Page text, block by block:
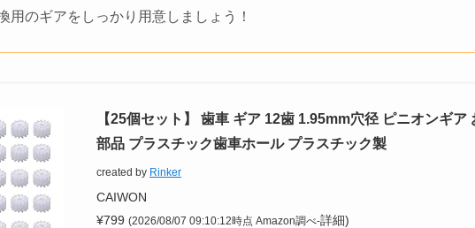
用のギアをしっかり用意しましょう！
【25個セット】 歯車 ギア 12歯 1.95mm穴径 ピニオンギア
部品 プラスチック歯車ホール プラスチック製
created by Rinker
CAIWON
¥799 (2026/08/07 09:10:12時点 Amazon調べ-詳細)